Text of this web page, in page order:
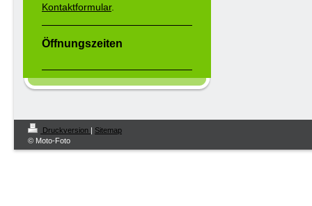
Kontaktformular.
Öffnungszeiten
Druckversion | Sitemap
© Moto-Foto